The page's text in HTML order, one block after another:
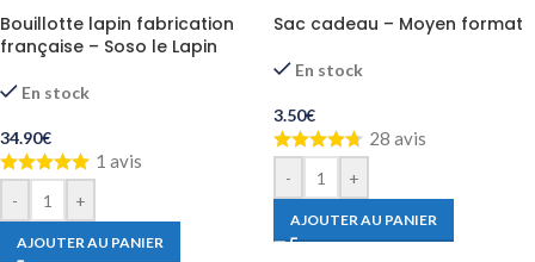
Bouillotte lapin fabrication
française – Soso le Lapin
En stock
34.90€
1 avis
- +
AJOUTER AU PANIER
Sac cadeau – Moyen format
En stock
3.50€
28 avis
- +
AJOUTER AU PANIER